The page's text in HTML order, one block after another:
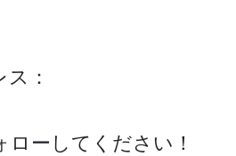
：
ーしてください！